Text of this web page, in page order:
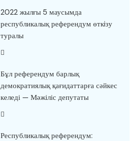
2022 жылғы 5 маусымда
республикалық референдум өткiзу
туралы
Бұл референдум барлық
демократиялық қағидаттарға сәйкес
келеді — Мәжіліс депутаты
Республикалық референдум: